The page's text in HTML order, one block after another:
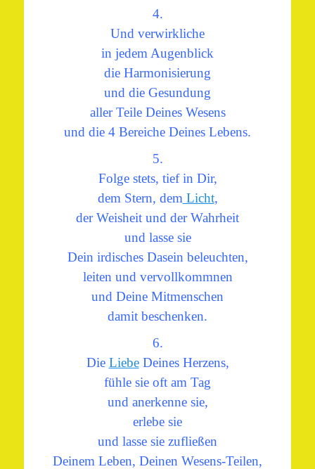
4.
Und verwirkliche
in jedem Augenblick
die Harmonisierung
und die Gesundung
aller Teile Deines Wesens
und die 4 Bereiche Deines Lebens.
5.
Folge stets, tief in Dir,
dem Stern, dem Licht,
der Weisheit und der Wahrheit
und lasse sie
Dein irdisches Dasein beleuchten,
leiten und vervollkommnen
und Deine Mitmenschen
damit beschenken.
6.
Die LiebeDeines Herzens,
fühle sie oft am Tag
und anerkenne sie,
erlebe sie
und lasse sie zufließen
Deinem Leben, Deinen Wesens-Teilen,